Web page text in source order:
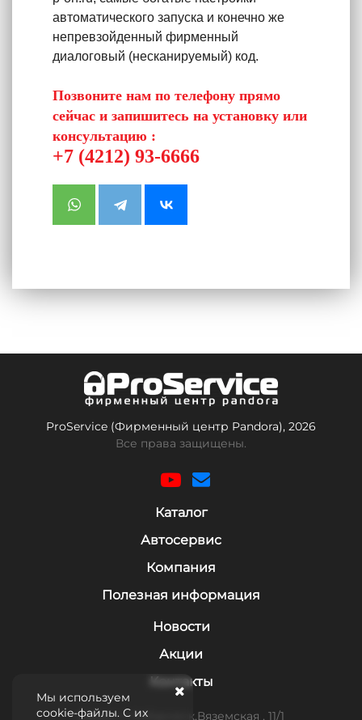
автоматического запуска и конечно же
непревзойденный фирменный
диалоговый (несканируемый) код.
Позвоните нам по телефону прямо
сейчас и запишитесь на установку или
консультацию :
+7 (4212) 93-6666
ProService (Фирменный центр Pandora), 2026
Все права защищены.
Каталог
Автосервис
Компания
Полезная информация
Новости
Акции
Контакты
Адрес: г. Хабаровск,Вяземская , 11/1
Мы используем
cookie-файлы. С их